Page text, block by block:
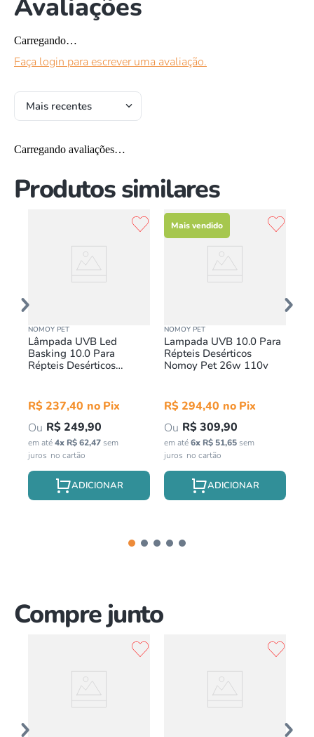
Avaliações
Carregando…
Faça login para escrever uma avaliação.
Mais recentes
Carregando avaliações…
Produtos similares
NOMOY PET
Lâmpada UVB Led
Basking 10.0 Para
Répteis Desérticos
R$237,40
R$249,90
em até4x R$62,47sem
juros
Mais vendido
NOMOY PET
Lampada UVB 10.0 Para
Répteis Desérticos
Nomoy Pet 26w 110v
R$294,40
R$309,90
em até6x R$51,65sem
juros
Compre junto